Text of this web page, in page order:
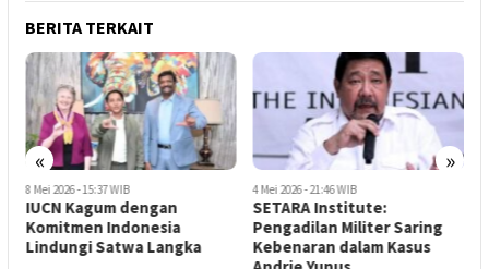
BERITA TERKAIT
« »
4 Mei 2026 - 21:46 WIB
SETARA Institute:
Pengadilan Militer Saring
Kebenaran dalam Kasus
23 April 2026 - 21:38 WIB
Koalisi Masyarakat Sipil :
RPP TNI Berpotensi Tabrak
Konstitusi